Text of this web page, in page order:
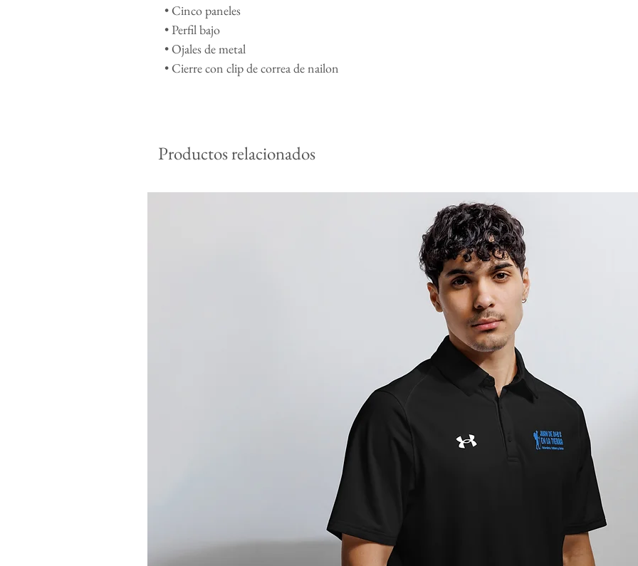
• Cinco paneles
• Perfil bajo
• Ojales de metal
• Cierre con clip de correa de nailon
Productos relacionados